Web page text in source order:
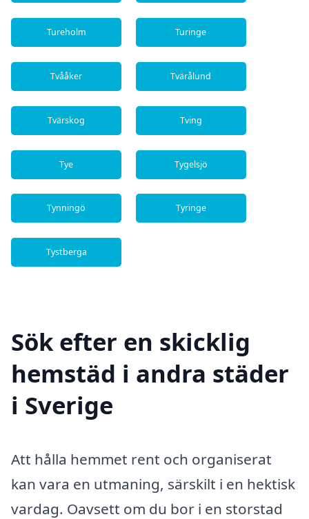
Tureholm Turinge
Tvååker Tvärålund
Tvärskog Tving
Tye Tygelsjö
Tynningö Tyringe
Tystberga
Sök efter en skicklig
hemstäd i andra städer
i Sverige
Att hålla hemmet rent och organiserat
kan vara en utmaning, särskilt i en hektisk
vardag. Oavsett om du bor i en storstad